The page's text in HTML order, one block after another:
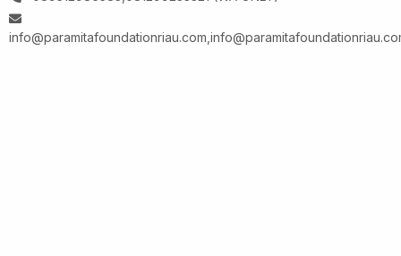
info@paramitafoundationriau.com